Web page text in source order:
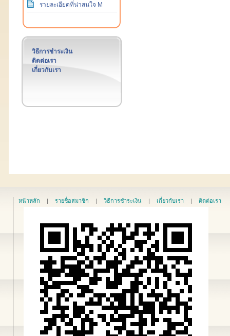
รายละเอียดที่น่าสนใจ M
วิธีการชำระเงิน
ติดต่อเรา
เกี่ยวกับเรา
หน้าหลัก | รายชื่อสมาชิก | วิธีการชำระเงิน | เกี่ยวกับเรา | ติดต่อเรา